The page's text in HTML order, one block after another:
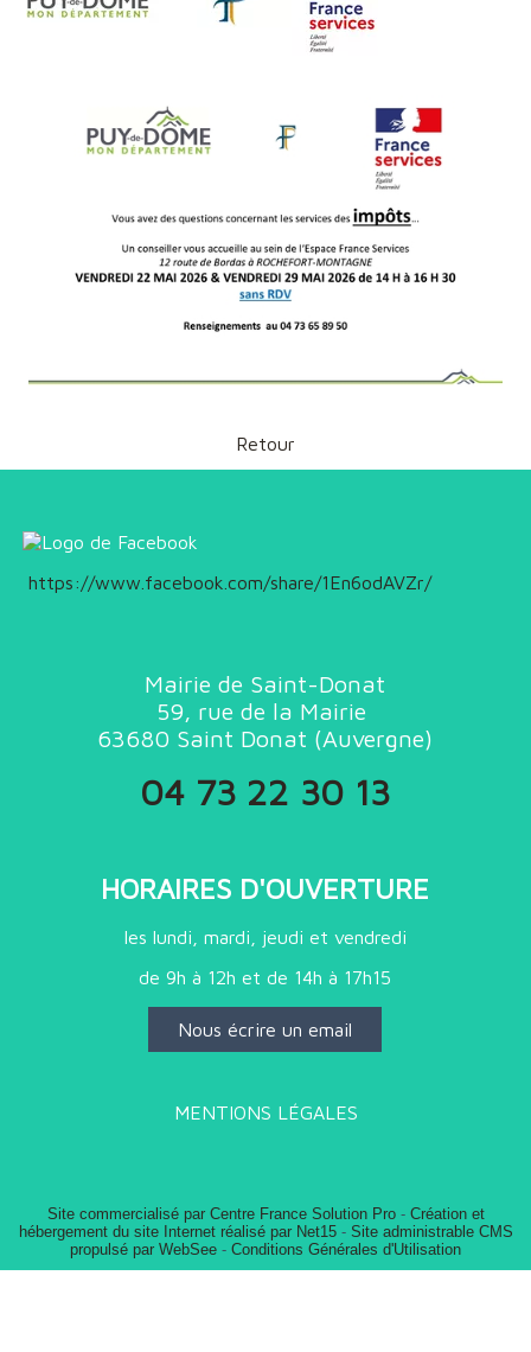
Retour
https://www.facebook.com/share/1En6odAVZr/
Mairie de Saint-Donat
59, rue de la Mairie
63680 Saint Donat (Auvergne)
04 73 22 30 13
HORAIRES D'OUVERTURE
les lundi, mardi, jeudi et vendredi
de 9h à 12h et de 14h à 17h15
Nous écrire un email
MENTIONS LÉGALES
Site commercialisé par Centre France Solution Pro- Création et
hébergement du site Internet réalisé par Net15- Site administrable CMS
propulsé par WebSee - Conditions Générales d'Utilisation